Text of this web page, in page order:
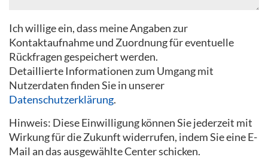
Ich willige ein, dass meine Angaben zur
Kontaktaufnahme und Zuordnung für eventuelle
Rückfragen gespeichert werden.
Detaillierte Informationen zum Umgang mit
Nutzerdaten finden Sie in unserer
Datenschutzerklärung.
Hinweis: Diese Einwilligung können Sie jederzeit mit
Wirkung für die Zukunft widerrufen, indem Sie eine E-
Mail an das ausgewählte Center schicken.